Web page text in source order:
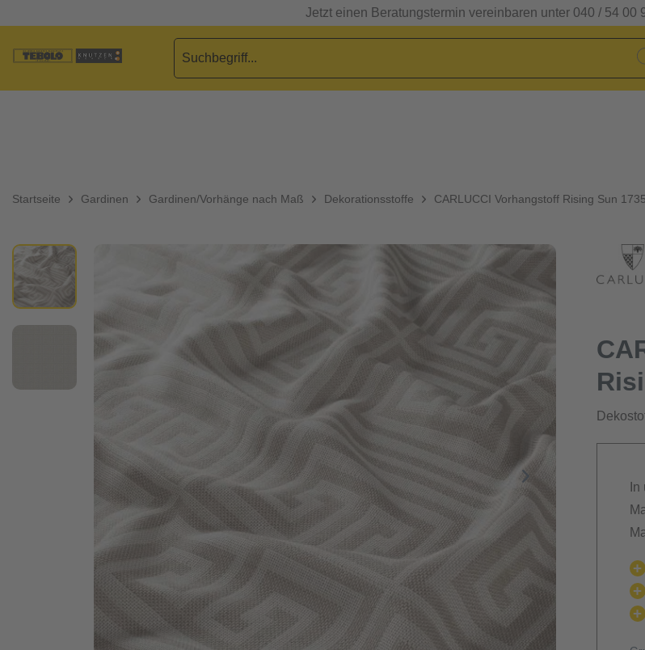
Jetzt einen Beratungstermin vereinbaren unter 040 / 54 00
Startseite Gardinen Gardinen/Vorhänge nach Maß Dekorationsstoffe CARLUCCI Vorhangstoff Rising Sun 1735